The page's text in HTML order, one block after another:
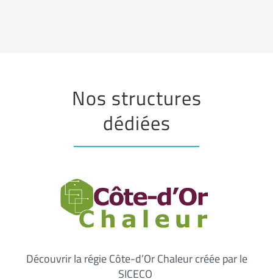
Nos structures
dédiées
Découvrir la régie Côte-d’Or Chaleur créée par le
SICECO